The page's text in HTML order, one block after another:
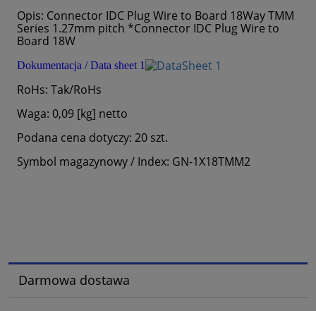
Opis: Connector IDC Plug Wire to Board 18Way TMM
Series 1.27mm pitch *Connector IDC Plug Wire to
Board 18W
Dokumentacja / Data sheet 1
RoHs: Tak/RoHs
Waga: 0,09 [kg] netto
Podana cena dotyczy: 20 szt.
Symbol magazynowy / Index: GN-1X18TMM2
Darmowa dostawa